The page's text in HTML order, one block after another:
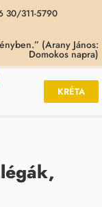
30/311-5790
(Arany János:
Domokos napra)
KRÉTA